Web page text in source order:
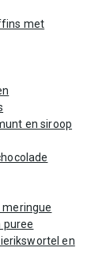
met
en siroop
puree
en